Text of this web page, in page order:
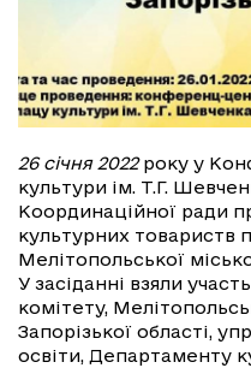
26 січня 2022року у
культури ім. Т.Г.
Координаційної ради
культурних товариств
Мелітопольської
У засіданні взяли
комітету,
Запорізької області,
освіти, Департаменту